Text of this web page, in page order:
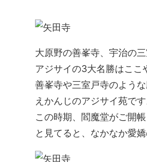
大原野の善峯寺、宇治の
アジサイの3大名勝はここ
善峯寺や三室戸寺のよう
えかんじのアジサイ苑です
この時期、閻魔堂がご開
と見てると、なかなか愛